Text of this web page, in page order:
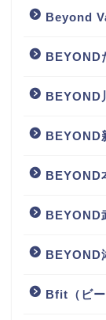
Beyond
BEYOND
BEYOND
BEYOND
BEYOND
BEYOND
BEYOND
Bfit（ビ